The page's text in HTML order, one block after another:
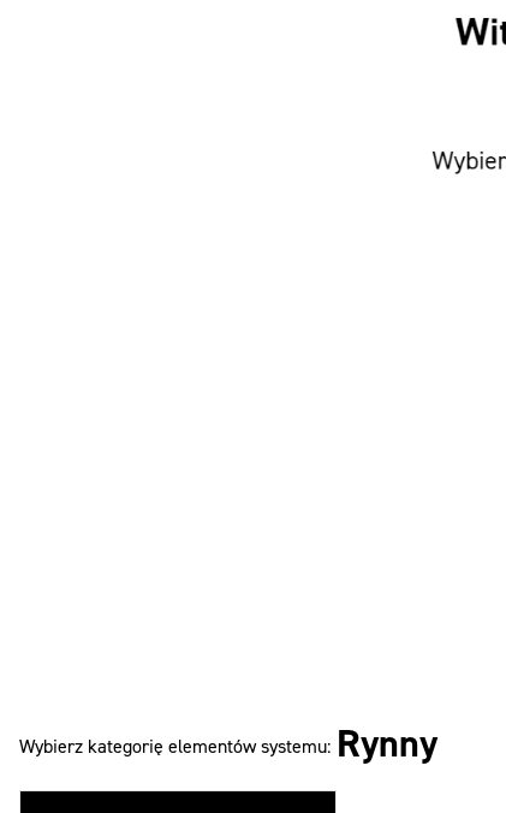
Wybierz kategorię elementów systemu: Rynny